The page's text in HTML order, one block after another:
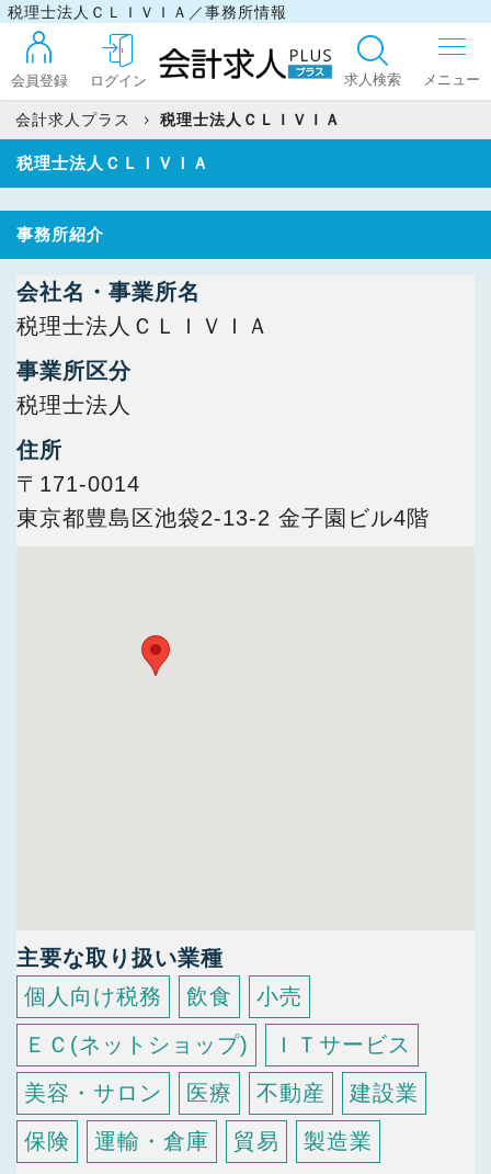
税理士法人ＣＬＩＶＩＡ／事務所情報
会員登録 ログイン 求人検索
ログイン
最近見た求人
マイリスト
今すぐ会員登録
会計求人プラス 税理士法人ＣＬＩＶＩＡ
税理士法人ＣＬＩＶＩＡ
事務所紹介
会社名・事業所名
税理士法人ＣＬＩＶＩＡ
事業所区分
税理士法人
住所
〒171-0014
東京都豊島区池袋2-13-2 金子園ビル4階
主要な取り扱い業種
個人向け税務
飲食
小売
ＥＣ(ネットショップ)
ＩＴサービス
美容・サロン
医療 不動産
建設業
保険
運輸・倉庫 貿易 製造業